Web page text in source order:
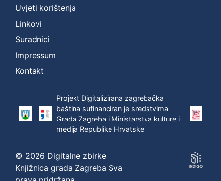
Uvjeti korištenja
Linkovi
Suradnici
Impressum
Kontakt
Projekt Digitalizirana zagrebačka
baština sufinanciran je sredstvima
Grada Zagreba i Ministarstva kulture i
medija Republike Hrvatske
© 2026 Digitalne zbirke
Knjižnica grada Zagreba Sva